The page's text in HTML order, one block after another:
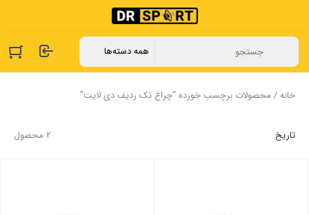
خانه/ محصولات برچسب خورده “چراغ تک ردیف دی لایت”
2 محصول تاریخ